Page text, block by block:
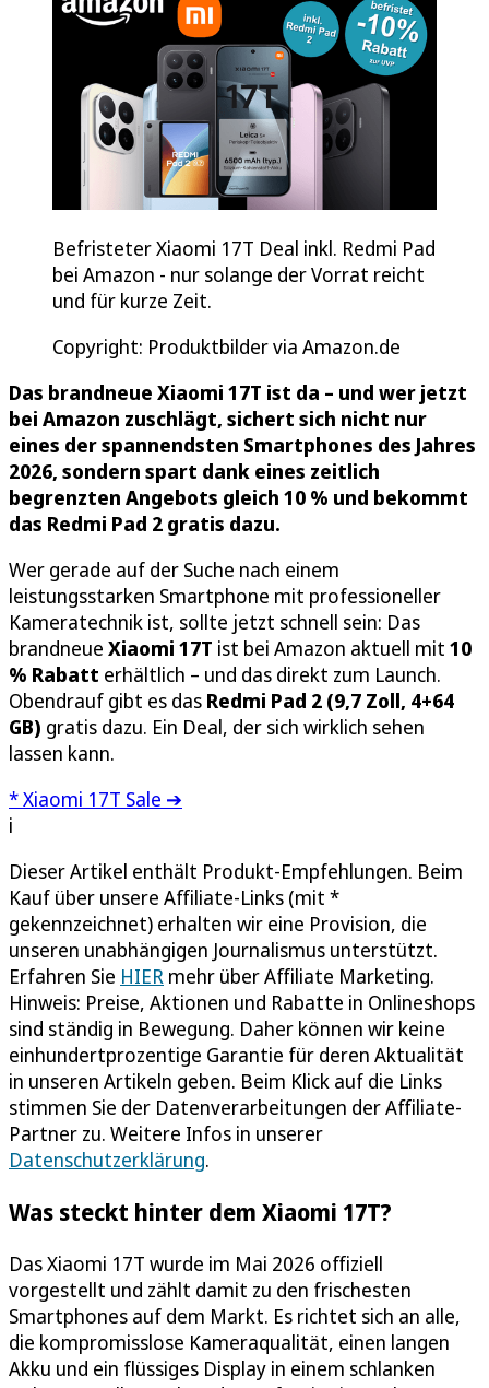
Befristeter Xiaomi 17T Deal inkl. Redmi Pad
bei Amazon - nur solange der Vorrat reicht
und für kurze Zeit.
Copyright: Produktbilder via Amazon.de
Das brandneue Xiaomi 17T ist da – und wer jetzt
bei Amazon zuschlägt, sichert sich nicht nur
eines der spannendsten Smartphones des Jahres
2026, sondern spart dank eines zeitlich
begrenzten Angebots gleich 10 % und bekommt
das Redmi Pad 2 gratis dazu.
Wer gerade auf der Suche nach einem
leistungsstarken Smartphone mit professioneller
Kameratechnik ist, sollte jetzt schnell sein: Das
brandneue Xiaomi 17T ist bei Amazon aktuell mit 10
% Rabatt erhältlich – und das direkt zum Launch.
Obendrauf gibt es das Redmi Pad 2 (9,7 Zoll, 4+64
GB) gratis dazu. Ein Deal, der sich wirklich sehen
lassen kann.
* Xiaomi 17T Sale ➔
i
Dieser Artikel enthält Produkt-Empfehlungen. Beim
Kauf über unsere Affiliate-Links (mit *
gekennzeichnet) erhalten wir eine Provision, die
unseren unabhängigen Journalismus unterstützt.
Erfahren Sie HIER mehr über Affiliate Marketing.
Hinweis: Preise, Aktionen und Rabatte in Onlineshops
sind ständig in Bewegung. Daher können wir keine
einhundertprozentige Garantie für deren Aktualität
in unseren Artikeln geben. Beim Klick auf die Links
stimmen Sie der Datenverarbeitungen der Affiliate-
Partner zu. Weitere Infos in unserer
Datenschutzerklärung.
Was steckt hinter dem Xiaomi 17T?
Das Xiaomi 17T wurde im Mai 2026 offiziell
vorgestellt und zählt damit zu den frischesten
Smartphones auf dem Markt. Es richtet sich an alle,
die kompromisslose Kameraqualität, einen langen
Akku und ein flüssiges Display in einem schlanken